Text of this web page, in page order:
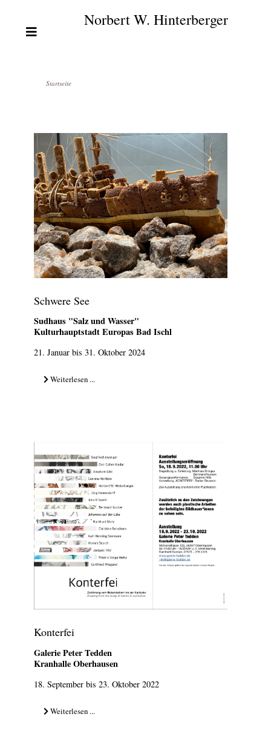
Norbert W. Hinterberger
Startseite
Schwere See
Sudhaus "Salz und Wasser"
Kulturhauptstadt Europas Bad Ischl
21. Januar bis 31. Oktober 2024
Weiterlesen ...
Konterfei
Galerie Peter Tedden
Kranhalle Oberhausen
18. September bis 23. Oktober 2022
Weiterlesen ...